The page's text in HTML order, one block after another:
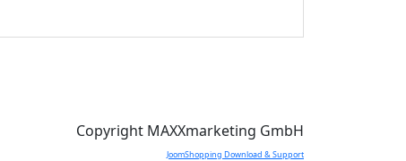
Copyright MAXXmarketing GmbH
JoomShopping Download & Support